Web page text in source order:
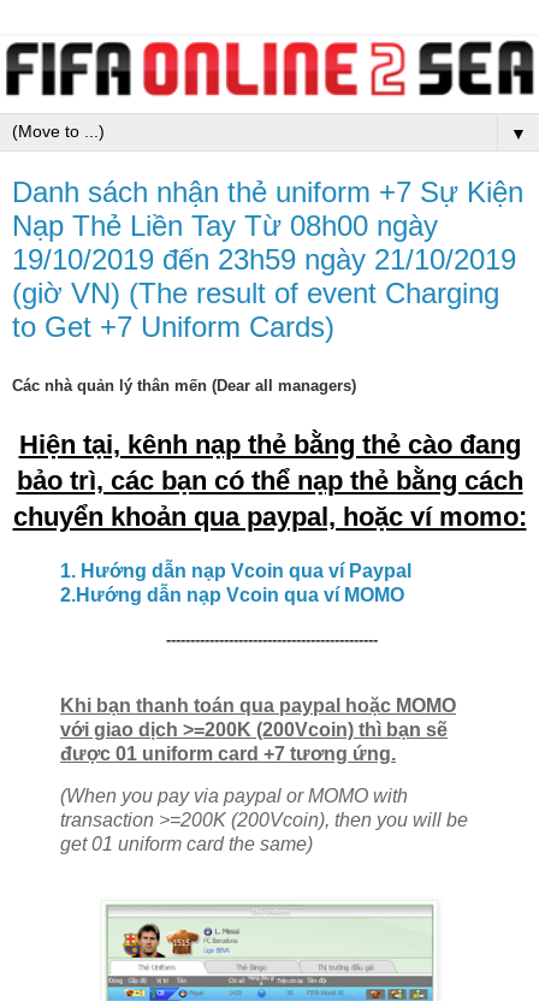
▼
Danh sách nhận thẻ uniform +7 Sự Kiện
Nạp Thẻ Liền Tay Từ 08h00 ngày
19/10/2019 đến 23h59 ngày 21/10/2019
(giờ VN) (The result of event Charging
to Get +7 Uniform Cards)
Các nhà quản lý thân mến (Dear all managers)
Hiện tại, kênh nạp thẻ bằng thẻ cào đang
bảo trì, các bạn có thể nạp thẻ bằng cách
chuyển khoản qua paypal, hoặc ví momo:
1. Hướng dẫn nạp Vcoin qua ví Paypal
2.Hướng dẫn nạp Vcoin qua ví MOMO
--------------------------------------------
Khi bạn thanh toán qua paypal hoặc MOMO
với giao dịch >=200K (200Vcoin) thì bạn sẽ
được 01 uniform card +7 tương ứng.
(When you pay via paypal or MOMO with
transaction >=200K (200Vcoin), then you will be
get 01 uniform card the same)